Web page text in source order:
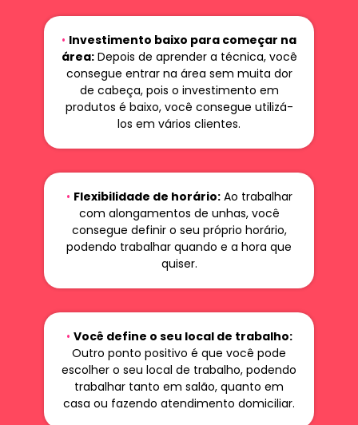
• Investimento baixo para começar na
área:Depois de aprender a técnica, você
consegue entrar na área sem muita dor
de cabeça, pois o investimento em
produtos é baixo, você consegue utilizá-
los em vários clientes.
• Flexibilidade de horário:Ao trabalhar
com alongamentos de unhas, você
consegue definir o seu próprio horário,
podendo trabalhar quando e a hora que
quiser.
• Você define o seu local de trabalho:
Outro ponto positivo é que você pode
escolher o seu local de trabalho, podendo
trabalhar tanto em salão, quanto em
casa ou fazendo atendimento domiciliar.